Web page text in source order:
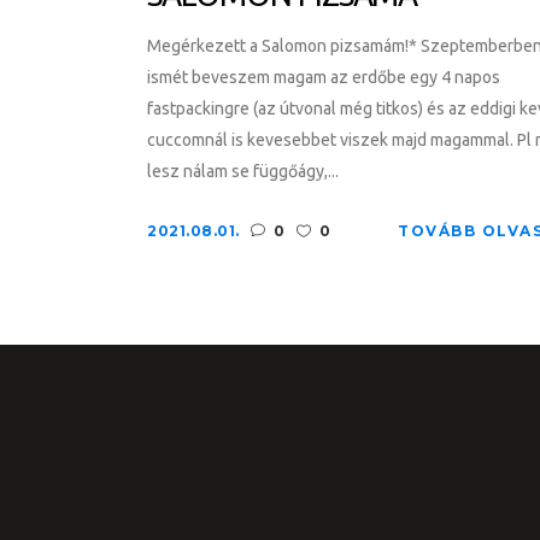
Megérkezett a Salomon pizsamám!* Szeptemberben
ismét beveszem magam az erdőbe egy 4 napos
fastpackingre (az útvonal még titkos) és az eddigi
cuccomnál is kevesebbet viszek majd magammal. Pl
lesz nálam se függőágy,...
2021.08.01. 0 0 TOVÁBB